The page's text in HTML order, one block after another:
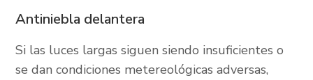
Antiniebla delantera
Si las luces largas siguen siendo insuficientes o
se dan condiciones metereológicas adversas,